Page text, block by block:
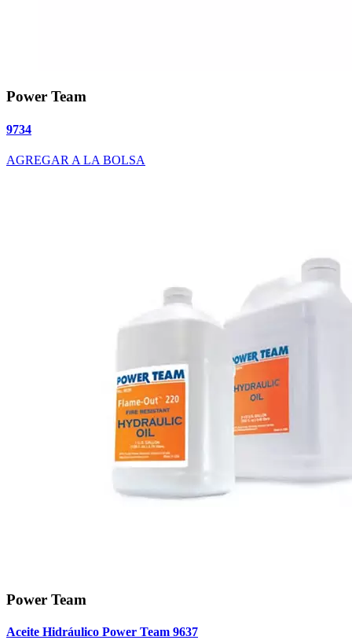
Power Team
9734
AGREGAR A LA BOLSA
Power Team
Aceite Hidráulico Power Team 9637